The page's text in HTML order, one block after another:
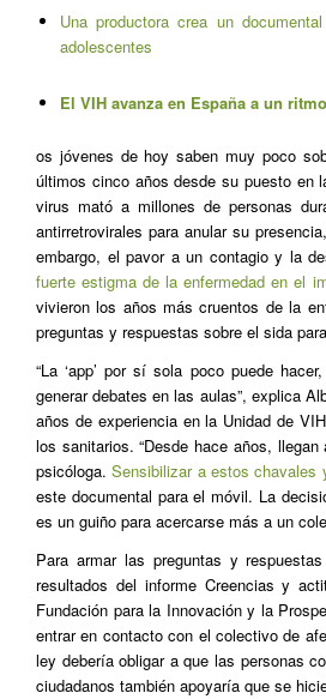
Una productora crea un
adolescentes
El VIH avanza en España a un
os jóvenes de hoy saben muy poco
últimos cinco años desde su puesto en
virus mató a millones de personas
antirretrovirales para anular su
embargo, el pavor a un contagio y la
fuerte estigma de la enfermedad en el
vivieron los años más cruentos de la
preguntas y respuestas sobre el sida
“La ‘app’ por sí sola poco puede
generar debates en las aulas”, explica
años de experiencia en la Unidad de
los sanitarios. “Desde hace años,
psicóloga.Sensibilizar a estos chavales
este documental para el móvil. La
es un guiño para acercarse más a un
Para armar las preguntas y
resultados del informe Creencias y
Fundación para la Innovación y la
entrar en contacto con el colectivo de
ley debería obligar a que las personas
ciudadanos también apoyaría que se
el VIH”